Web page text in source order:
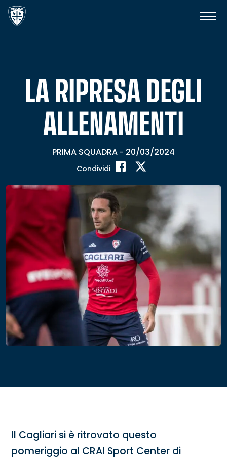
LA RIPRESA DEGLI
ALLENAMENTI
PRIMA SQUADRA - 20/03/2024
Condividi
Il Cagliari si è ritrovato questo
pomeriggio al CRAI Sport Center di